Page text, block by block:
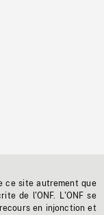
ce site autrement que
de l'ONF. L'ONF se
en injonction et